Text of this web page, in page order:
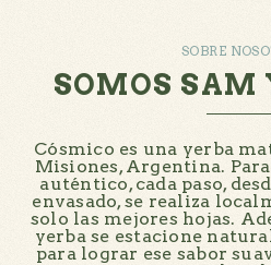
SOBRE
SOMOS SAM
Cósmico es una yerba
Misiones, Argentina.
auténtico, cada paso,
envasado, se realiza
solo las mejores hojas.
yerba se estacione
para lograr ese sabor